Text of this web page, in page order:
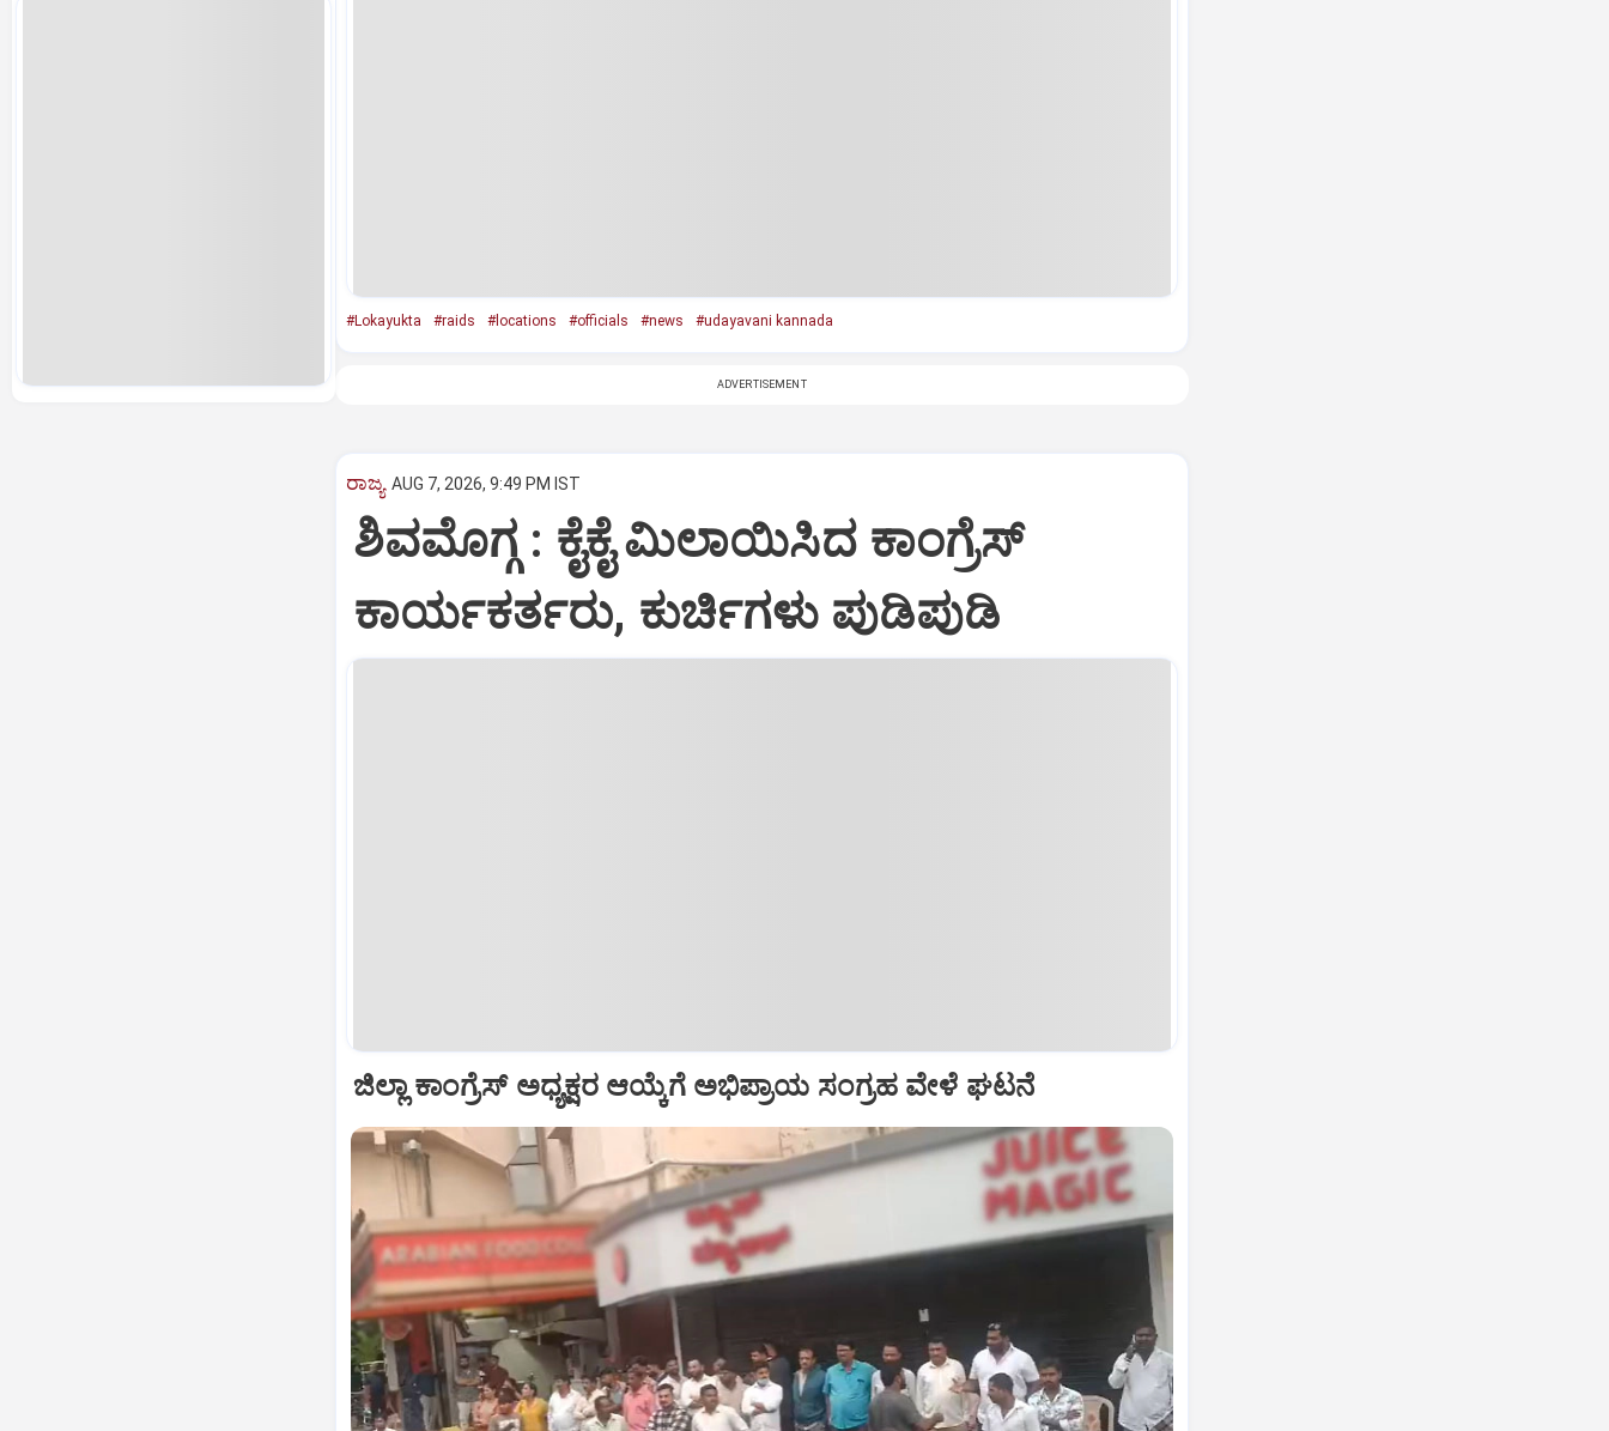
#Lokayukta #raids #locations #officials #news #udayavani kannada
ADVERTISEMENT
ರಾಜ್ಯ AUG 7, 2026, 9:49 PM IST
ಶಿವಮೊಗ್ಗ : ಕೈಕೈ ಮಿಲಾಯಿಸಿದ ಕಾಂಗ್ರೆಸ್
ಕಾರ್ಯಕರ್ತರು, ಕುರ್ಚಿಗಳು ಪುಡಿಪುಡಿ
ಜಿಲ್ಲಾ ಕಾಂಗ್ರೆಸ್ ಅಧ್ಯಕ್ಷರ ಆಯ್ಕೆಗೆ ಅಭಿಪ್ರಾಯ ಸಂಗ್ರಹ ವೇಳೆ ಘಟನೆ